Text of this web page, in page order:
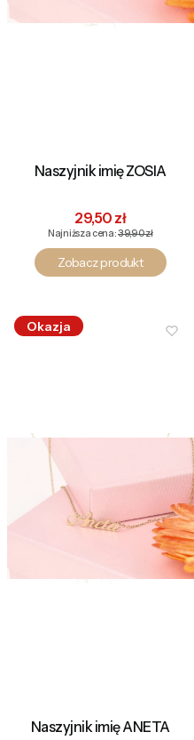
Naszyjnik imię ZOSIA
Cena promocyjna
29,50 zł
Najniższa cena:39,90 zł
Zobacz produkt
Okazja
Naszyjnik imię ANETA